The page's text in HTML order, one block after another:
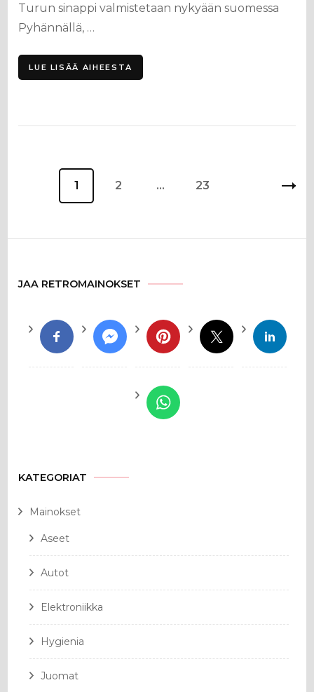
Turun sinappi valmistetaan nykyään suomessa
Pyhännällä, …
LUE LISÄÄ AIHEESTA
Sivu
1 Sivu
2 … Sivu
23
JAA RETROMAINOKSET
KATEGORIAT
Mainokset
Aseet
Autot
Elektroniikka
Hygienia
Juomat